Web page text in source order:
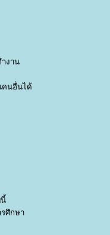
งาน
คนอื่นได้
ศึกษา